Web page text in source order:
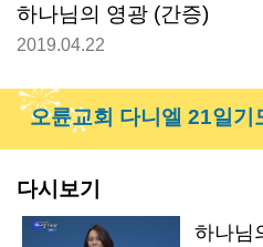
하나님의 영광 (간증)
2019.04.22
오륜교회 다니엘 21일기
다시보기
하나님